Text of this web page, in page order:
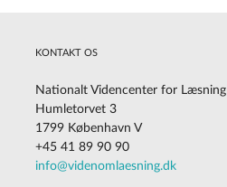
KONTAKT OS
Nationalt Videncenter for Læsning
Humletorvet 3
1799 København V
+45 41 89 90 90
info@videnomlaesning.dk
website